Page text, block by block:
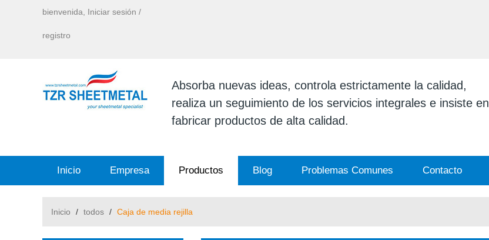
bienvenida, Iniciar sesión /
registro
Absorba nuevas ideas, controla estrictamente la calidad,
realiza un seguimiento de los servicios integrales e insiste en
fabricar productos de alta calidad.
Inicio Empresa Productos Blog Problemas Comunes Contacto
Inicio / todos / Caja de media rejilla